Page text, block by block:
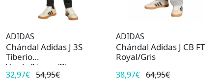
ADIDAS
Chándal Adidas J 3S
Tiberio
Verde/Negro/Blanco
32,97€ 54,95€
ADIDAS
Chándal Adidas J CB FT
Royal/Gris
38,97€ 64,95€